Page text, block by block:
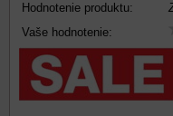
Hodnotenie produktu:
Vaše hodnotenie: